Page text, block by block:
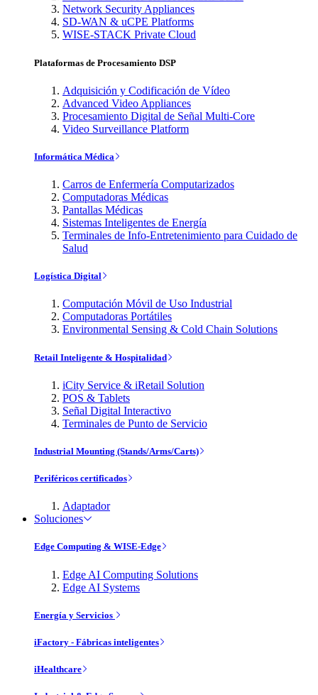
Network Security Appliances
SD-WAN & uCPE Platforms
WISE-STACK Private Cloud
Plataformas de Procesamiento DSP
Adquisición y Codificación de Vídeo
Advanced Video Appliances
Procesamiento Digital de Señal Multi-Core
Video Surveillance Platform
Informática Médica
Carros de Enfermería Computarizados
Computadoras Médicas
Pantallas Médicas
Sistemas Inteligentes de Energía
Terminales de Info-Entretenimiento para Cuidado de
Salud
Logística Digital
Computación Móvil de Uso Industrial
Computadoras Portátiles
Environmental Sensing & Cold Chain Solutions
Retail Inteligente & Hospitalidad
iCity Service & iRetail Solution
POS & Tablets
Señal Digital Interactivo
Terminales de Punto de Servicio
Industrial Mounting (Stands/Arms/Carts)
Periféricos certificados
Adaptador
Soluciones
Edge Computing & WISE-Edge
Edge AI Computing Solutions
Edge AI Systems
Energía y Servicios
iFactory - Fábricas inteligentes
iHealthcare